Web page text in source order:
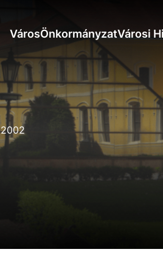
VárosÖnkormányzatVárosi
2002